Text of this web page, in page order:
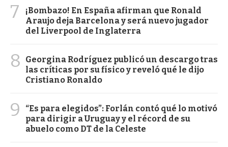
7
¡Bombazo! En España afirman que Ronald
Araujo deja Barcelona y será nuevo jugador
del Liverpool de Inglaterra
8
Georgina Rodríguez publicó un descargo tras
las críticas por su físico y reveló qué le dijo
Cristiano Ronaldo
9
“Es para elegidos”: Forlán contó qué lo motivó
para dirigir a Uruguay y el récord de su
abuelo como DT de la Celeste